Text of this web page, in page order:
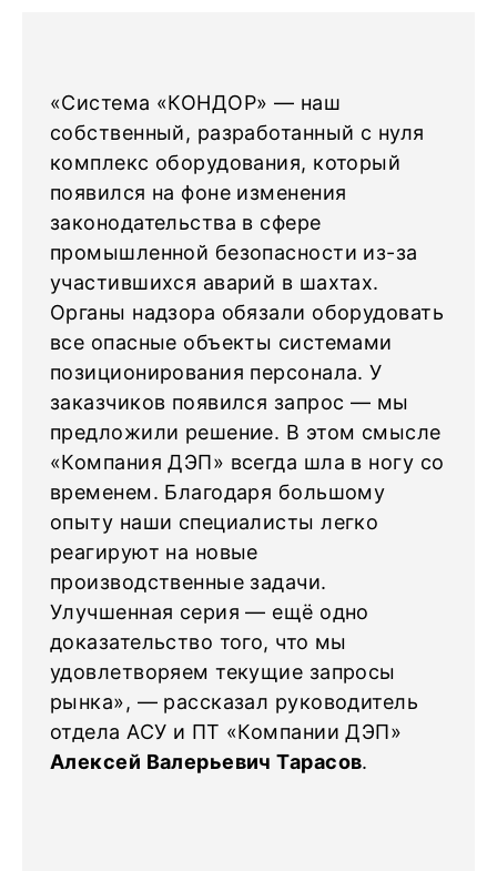
«Система «КОНДОР» — наш
собственный, разработанный с нуля
комплекс оборудования, который
появился на фоне изменения
законодательства в сфере
промышленной безопасности из-за
участившихся аварий в шахтах.
Органы надзора обязали оборудовать
все опасные объекты системами
позиционирования персонала. У
заказчиков появился запрос — мы
предложили решение. В этом смысле
«Компания ДЭП» всегда шла в ногу со
временем. Благодаря большому
опыту наши специалисты легко
реагируют на новые
производственные задачи.
Улучшенная серия — ещё одно
доказательство того, что мы
удовлетворяем текущие запросы
рынка», — рассказал руководитель
отдела АСУ и ПТ «Компании ДЭП»
Алексей Валерьевич Тарасов.